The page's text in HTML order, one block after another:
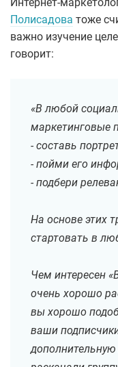
Полисадова тоже
важно изучение
говорит:
«В любой
маркетинговые
- составь
- пойми его
- подбери
На основе этих
стартовать в
Чем интересен
очень хорошо
вы хорошо
ваши